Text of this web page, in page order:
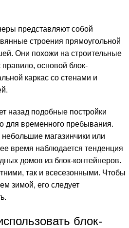
представляют собой
строения прямоугольной
Они похожи на строительные
основой блок-
каркас со стенами и
назад подобные постройки
для временного пребывания.
магазинчики или
время наблюдается тенденция
домов из блок-контейнеров.
так и всесезонными. Чтобы
зимой, его следует
блок-